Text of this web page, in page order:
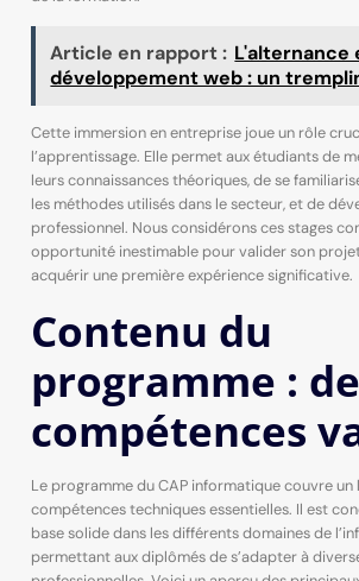
Article en rapport : L'alternance
développement web : un
Cette immersion en entreprise joue un rôle
l’apprentissage. Elle permet aux étudiants de
leurs connaissances théoriques, de se
les méthodes utilisés dans le secteur, et de
professionnel. Nous considérons ces stages
opportunité inestimable pour valider son
acquérir une première expérience significative.
Contenu du
programme :
compétences
Le programme du CAP informatique couvre un
compétences techniques essentielles. Il est
base solide dans les différents domaines de
permettant aux diplômés de s’adapter à